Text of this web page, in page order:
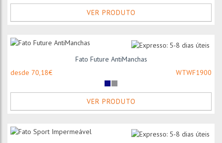
VER PRODUTO
Fato Future AntiManchas
desde 70,18€
WTWF1900
VER PRODUTO